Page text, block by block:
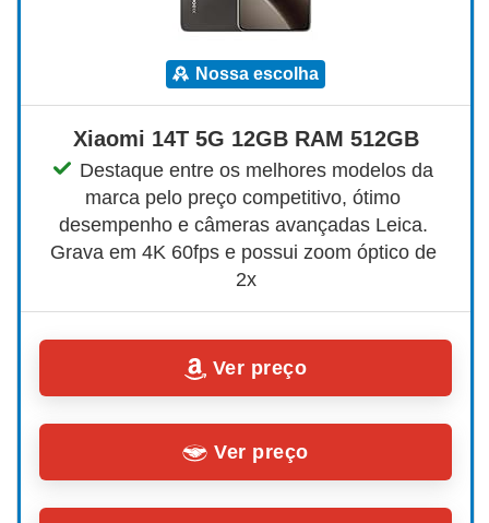
nossa escolha
Xiaomi 14T 5G 12GB RAM 512GB
Destaque entre os melhores modelos da
marca pelo preço competitivo, ótimo
desempenho e câmeras avançadas Leica.
Grava em 4K 60fps e possui zoom óptico de
2x
Ver preço
Ver preço